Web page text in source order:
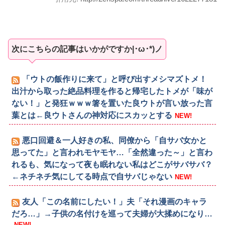
次にこちらの記事はいかがですか|･ω･*)ノ
「ウトの飯作りに来て」と呼び出すメシマズトメ！
出汁から取った絶品料理を作ると帰宅したトメが「味が
ない！」と発狂ｗｗｗ箸を置いた良ウトが言い放った言
葉とは←良ウトさんの神対応にスカッとする NEW!
悪口回避＆一人好きの私、同僚から「自サバ女かと
思ってた」と言われモヤモヤ…「全然違った～」と言わ
れるも、気になって夜も眠れない私はどこがサバサバ？
←ネチネチ気にしてる時点で自サバじゃない NEW!
友人「この名前にしたい！」夫「それ漫画のキャラ
だろ…」→子供の名付けを巡って夫婦が大揉めになり…